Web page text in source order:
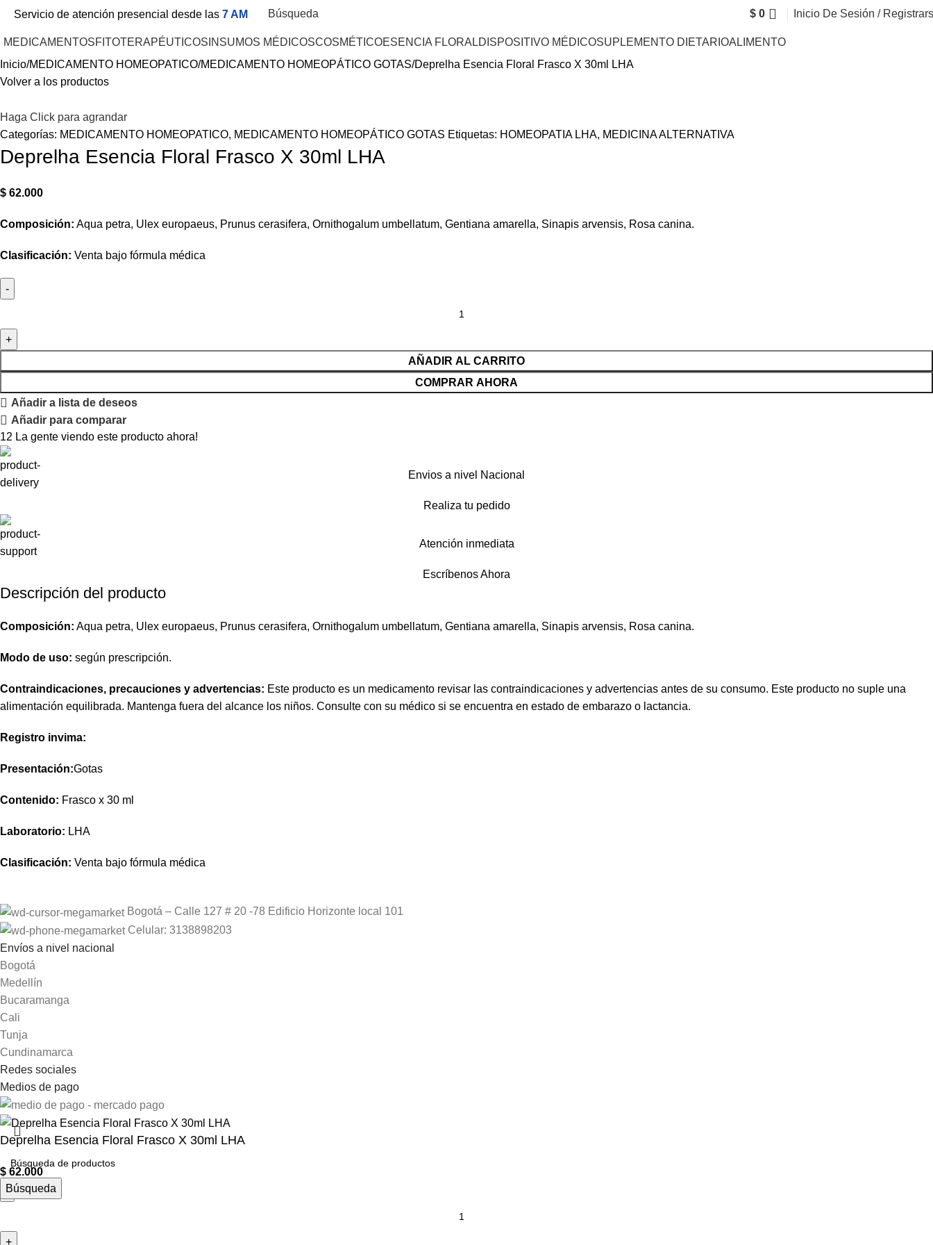
Servicio de atención presencial desde las 7 AM Búsqueda $ 0 Inicio De Sesión /
MEDICAMENTOSFITOTERAPÉUTICOS INSUMOS MÉDICOSCOSMÉTICOESENCIA FLORALDISPOSITIVO MÉDICOSUPLEMENTO DIETARIOALIMENTO
Inicio MEDICAMENTO HOMEOPATICO MEDICAMENTO HOMEOPÁTICO GOTAS Deprelha Esencia Floral Frasco X 30ml LHA
Volver a los productos
Haga Click para agrandar
Categorías: MEDICAMENTO HOMEOPATICO, MEDICAMENTO HOMEOPÁTICO GOTAS Etiquetas: HOMEOPATIA LHA, MEDICINA ALTERNATIVA
Deprelha Esencia Floral Frasco X 30ml LHA
$ 62.000
Composición: Aqua petra, Ulex europaeus, Prunus cerasifera, Ornithogalum umbellatum, Gentiana amarella, Sinapis arvensis, Rosa canina.
Clasificación: Venta bajo fórmula médica
AÑADIR AL CARRITO
COMPRAR AHORA
Añadir a lista de deseos
Añadir para comparar
12 La gente viendo este producto ahora!
Envios a nivel Nacional
Realiza tu pedido
Atención inmediata
Escríbenos Ahora
Descripción del producto
Composición: Aqua petra, Ulex europaeus, Prunus cerasifera, Ornithogalum umbellatum, Gentiana amarella, Sinapis arvensis, Rosa canina.
Modo de uso: según prescripción.
Contraindicaciones, precauciones y advertencias: Este producto es un medicamento revisar las contraindicaciones y advertencias antes de su consumo. Este producto no suple una
alimentación equilibrada. Mantenga fuera del alcance los niños. Consulte con su médico si se encuentra en estado de embarazo o lactancia.
Registro invima:
Presentación:Gotas
Contenido: Frasco x 30 ml
Laboratorio: LHA
Clasificación: Venta bajo fórmula médica
Bogotá – Calle 127 # 20 -78 Edificio Horizonte local 101
Celular: 3138898203
Envíos a nivel nacional
Bogotá
Medellín
Bucaramanga
Cali
Tunja
Cundinamarca
Redes sociales
Medios de pago
Búsqueda
Deprelha Esencia Floral Frasco X 30ml LHA
$ 62.000